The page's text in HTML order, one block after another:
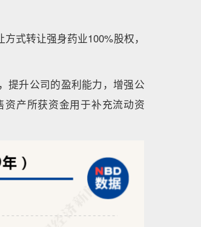
式转让强身药业100%股权，
提升公司的盈利能力，增强公
产所获资金用于补充流动资